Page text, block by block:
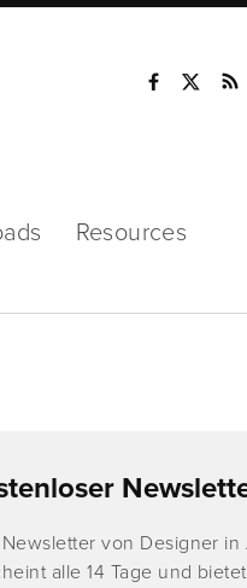
Resources
von Designer in
alle 14 Tage und